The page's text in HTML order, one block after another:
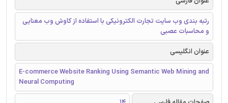
رتبه بندی وب سایت تجارت الکترونیکی با استفاده از کاوش وب معنایی
و محاسبات عصبی
عنوان انگلیسی
E-commerce Website Ranking Using Semantic Web Mining and
Neural Computing